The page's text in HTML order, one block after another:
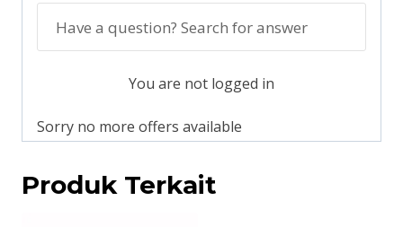
You are not logged in
Sorry no more offers available
Produk Terkait